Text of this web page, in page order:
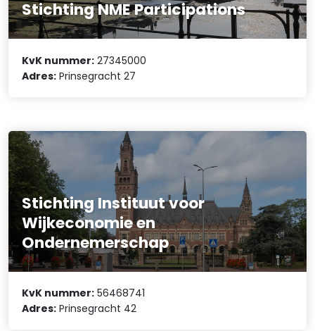
Stichting NME Participations
KvK nummer: 27345000
Adres: Prinsegracht 27
Stichting Instituut voor
Wijkeconomie en
Ondernemerschap
KvK nummer: 56468741
Adres: Prinsegracht 42